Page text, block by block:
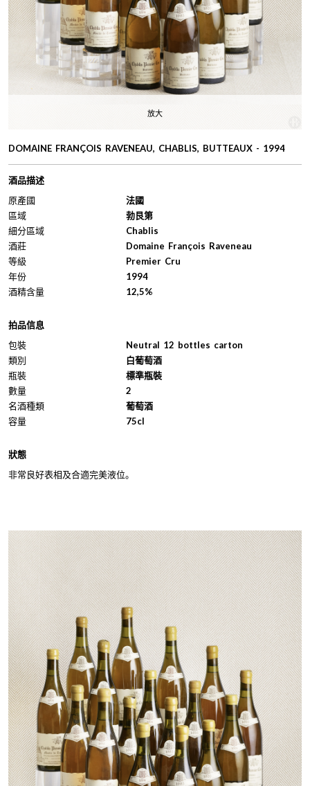
放大
DOMAINE FRANÇOIS RAVENEAU, CHABLIS, BUTTEAUX - 1994
酒品描述
原產國
法國
區域
勃艮第
細分區域
Chablis
酒莊
Domaine François Raveneau
等級
Premier Cru
年份
1994
酒精含量
12,5%
拍品信息
包裝
Neutral 12 bottles carton
類別
白葡萄酒
瓶裝
標準瓶裝
數量
2
名酒種類
葡萄酒
容量
75cl
狀態
非常良好表相及合適完美液位。